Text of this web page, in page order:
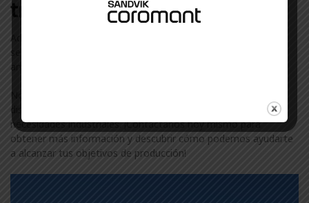
trabajamos en Vizcaya
Además de Rix, colaboramos con otras marcas líderes en el
sector industrial en Vizcaya. Descubre más sobre nuestra
amplia gama de marcas visitando nuestra
distribuidor de confianza de Rix en Vizcaya, para todas tus
necesidades industriales. ¡Contáctanos hoy mismo para
obtener más información y descubrir cómo podemos ayudarte
a alcanzar tus objetivos de producción!